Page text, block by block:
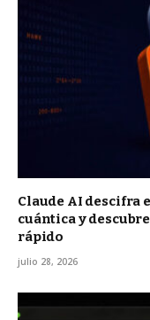
Claude AI descifra
cuántica y
rápido
julio 28, 2026